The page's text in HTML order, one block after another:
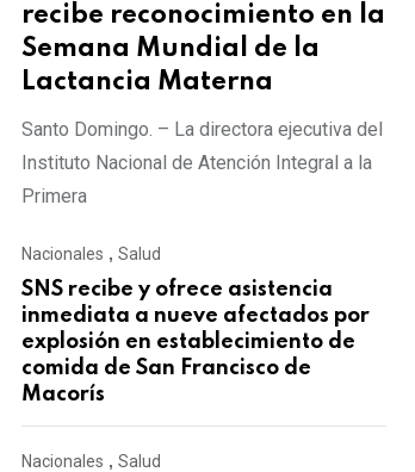
NACIONALES,SALUD
Más de 824 mil orientaciones: la DIDA
recibe reconocimiento en la
Semana Mundial de la
Lactancia Materna
Santo Domingo. – La directora ejecutiva del
Instituto Nacional de Atención Integral a la
Primera
Nacionales , Salud
SNS recibe y ofrece asistencia
inmediata a nueve afectados por
explosión en establecimiento de
comida de San Francisco de
Macorís
Nacionales , Salud